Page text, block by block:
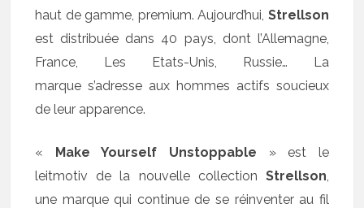
haut de gamme, premium. Aujourd’hui, Strellson
est distribuée dans 40 pays, dont l’Allemagne,
France, Les Etats-Unis, Russie… La
marque s’adresse aux hommes actifs soucieux
de leur apparence.
« Make Yourself Unstoppable » est le
leitmotiv de la nouvelle collection Strellson,
une marque qui continue de se réinventer au fil